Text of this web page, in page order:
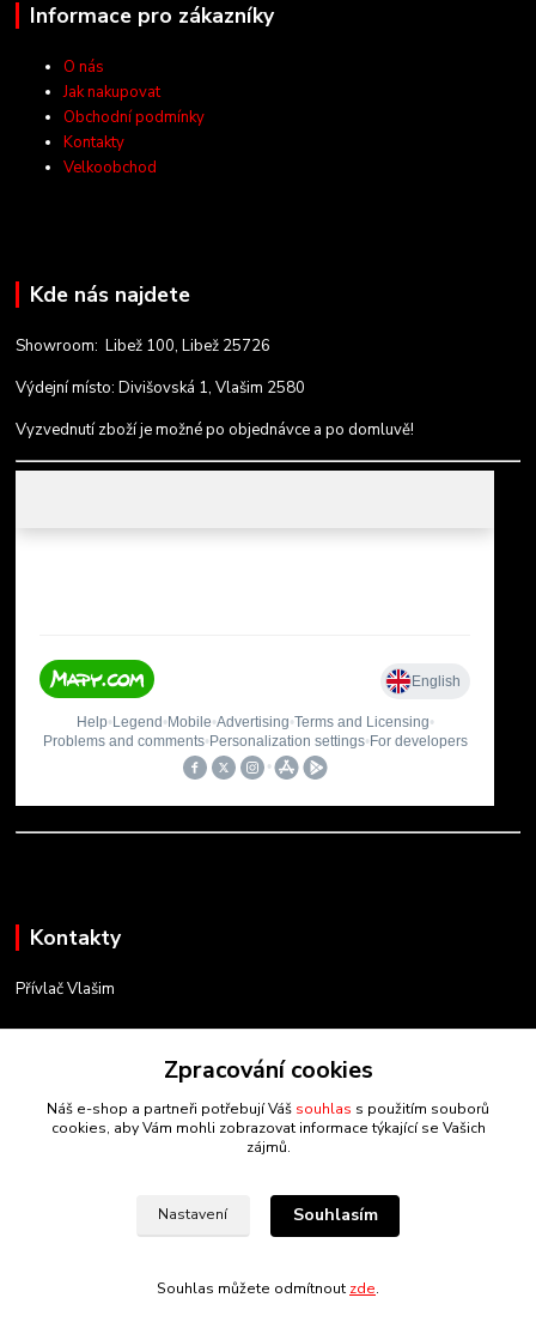
Informace pro zákazníky
O nás
Jak nakupovat
Obchodní podmínky
Kontakty
Velkoobchod
Kde nás najdete
Showroom: Libež 100, Libež 25726
Výdejní místo: Divišovská 1, Vlašim 2580
Vyzvednutí zboží je možné po objednávce a po domluvě!
Kontakty
Přívlač Vlašim
734 754 584
info@privlacvlasim.cz
Zpracování cookies
Náš e-shop a partneři potřebují Váš souhlas s použitím souborů
cookies, aby Vám mohli zobrazovat informace týkající se Vašich
zájmů.
Nastavení Souhlasím
Souhlas můžete odmítnout zde.